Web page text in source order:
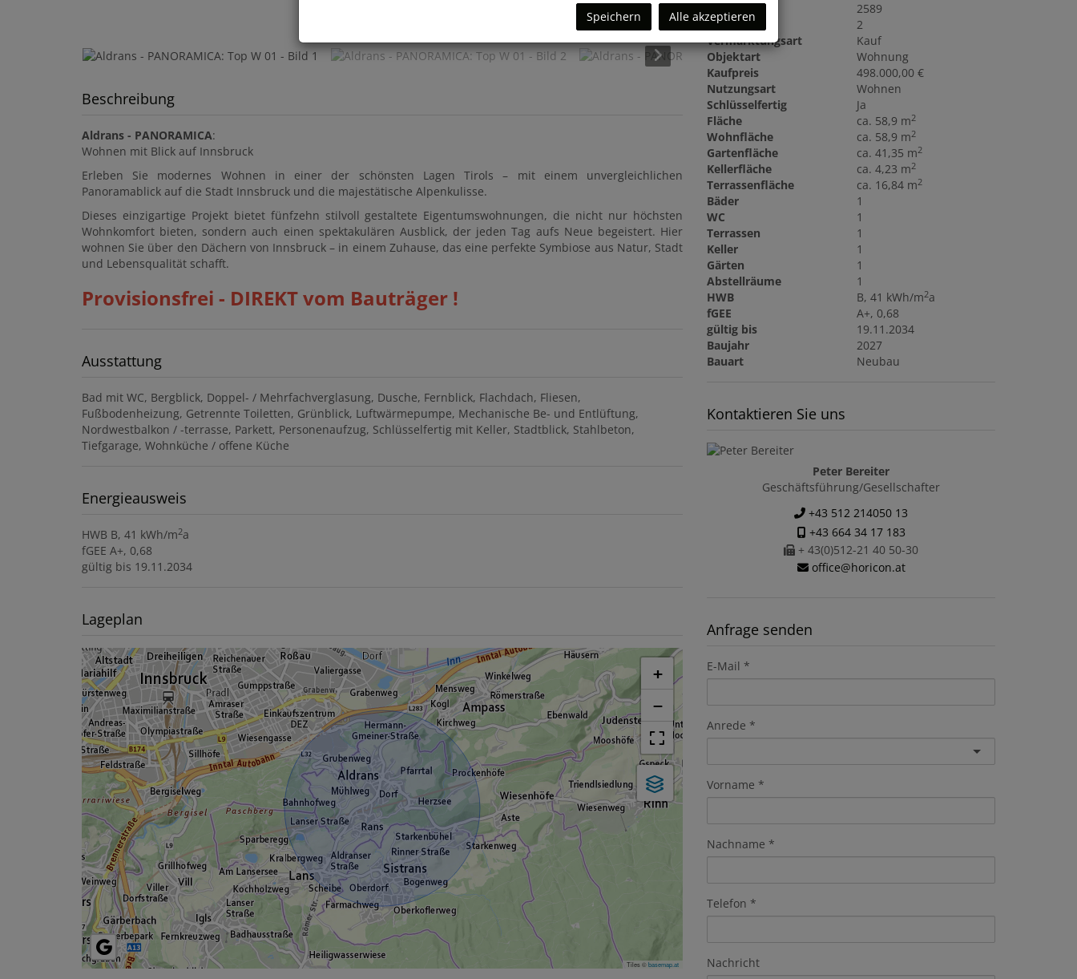
Beschreibung
Aldrans - PANORAMICA:
Wohnen mit Blick auf Innsbruck
Erleben Sie modernes Wohnen in einer der schönsten Lagen Tirols – mit einem unvergleichlichen
Panoramablick auf die Stadt Innsbruck und die majestätische Alpenkulisse.
Dieses einzigartige Projekt bietet fünfzehn stilvoll gestaltete Eigentumswohnungen, die nicht nur höchsten
Wohnkomfort bieten, sondern auch einen spektakulären Ausblick, der jeden Tag aufs Neue begeistert. Hier
wohnen Sie über den Dächern von Innsbruck – in einem Zuhause, das eine perfekte Symbiose aus Natur, Stadt
und Lebensqualität schafft.
Provisionsfrei - DIREKT vom Bauträger !
Ausstattung
Bad mit WC Bergblick Doppel- / Mehrfachverglasung Dusche Fernblick Flachdach Fliesen
Fußbodenheizung Getrennte Toiletten Grünblick Luftwärmepumpe Mechanische Be- und Entlüftung
Nordwestbalkon / -terrasse Parkett Personenaufzug Schlüsselfertig mit Keller Stadtblick Stahlbeton
Tiefgarage Wohnküche / offene Küche
Energieausweis
HWB B, 41 kWh/m2a
fGEE A+, 0,68
gültig bis 19.11.2034
Lageplan
+
−
Tiles ©basemap.at
Objektnr.
2589
Zimmer
2
Vermarktungsart
Kauf
Objektart
Wohnung
Kaufpreis
498.000,00 €
Nutzungsart
Wohnen
Schlüsselfertig
Ja
Fläche
ca. 58,9 m2
Wohnfläche ca. 58,9 m2
Gartenfläche ca. 41,35 m2
Kellerfläche ca. 4,23 m2
Terrassenfläche ca. 16,84 m2
Bäder
1
WC
1
Terrassen
1
Keller
1
Gärten
1
Abstellräume
1
HWB
B, 41 kWh/m2a
fGEE
A+, 0,68
gültig bis
19.11.2034
Baujahr
2027
Bauart
Neubau
Kontaktieren Sie uns
Peter Bereiter
Geschäftsführung/Gesellschafter
+43 512 214050 13
+43 664 34 17 183
+ 43(0)512-21 40 50-30
office@horicon.at
Anfrage senden
E-Mail
Anrede
Vorname
Nachname
Telefon
Nachricht
Speichern Alle akzeptieren